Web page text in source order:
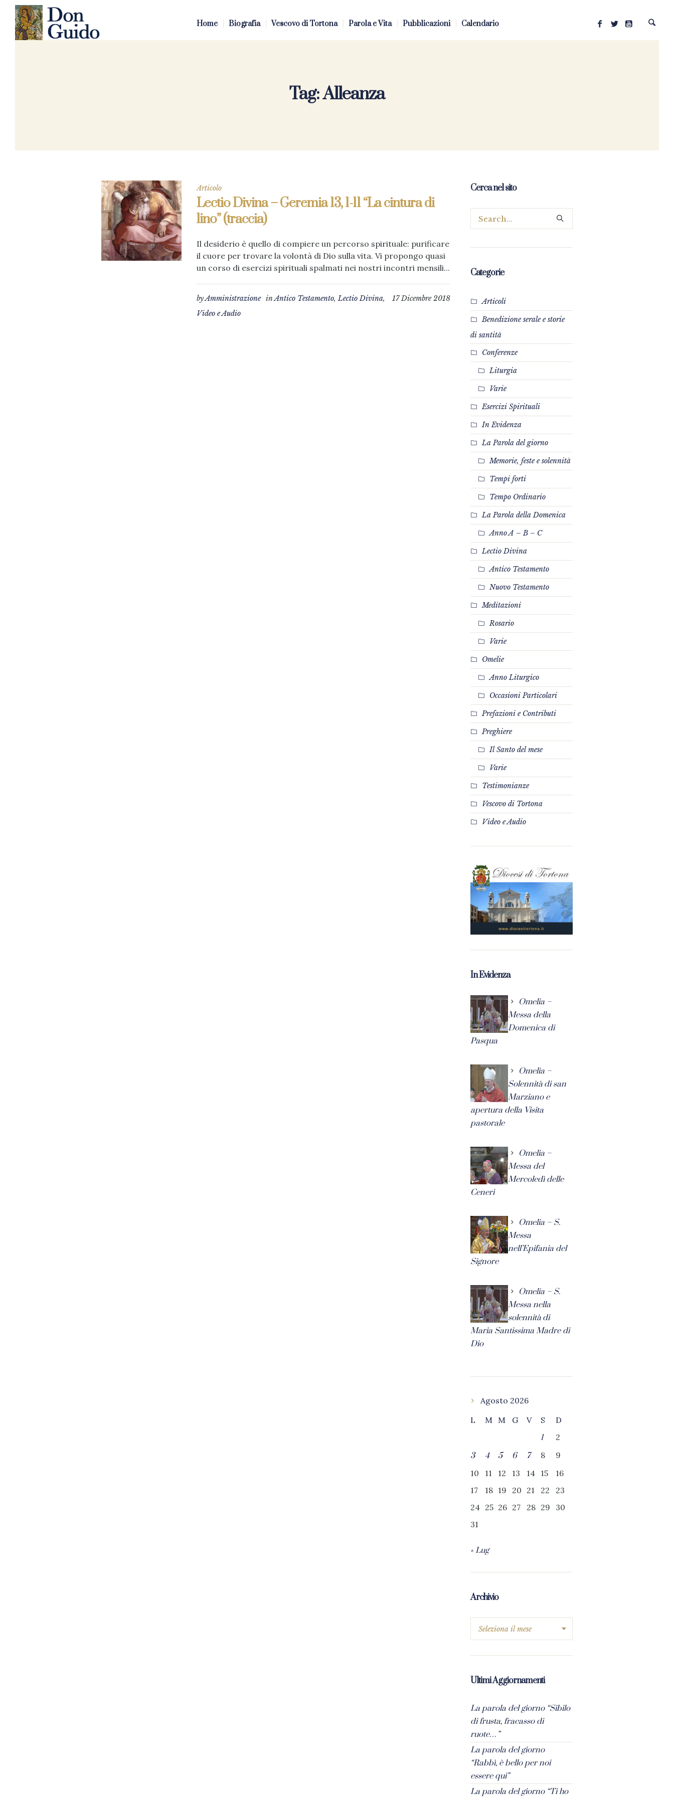
Home Biografia Vescovo di Tortona Parola e Vita Pubblicazioni Calendario
Tag:Alleanza
Articolo
Lectio Divina – Geremia 13, 1-11 “La cintura di
lino” (traccia)
Il desiderio è quello di compiere un percorso spirituale: purificare
il cuore per trovare la volontà di Dio sulla vita. Vi propongo quasi
un corso di esercizi spirituali spalmati nei nostri incontri mensili...
17 Dicembre 2018
byAmministrazione inAntico Testamento,Lectio Divina,
Video e Audio
Cerca nel sito
Categorie
Articoli
Benedizione serale e storie
di santità
Conferenze
Liturgia
Varie
Esercizi Spirituali
In Evidenza
La Parola del giorno
Memorie, feste e solennità
Tempi forti
Tempo Ordinario
La Parola della Domenica
Anno A – B – C
Lectio Divina
Antico Testamento
Nuovo Testamento
Meditazioni
Rosario
Varie
Omelie
Anno Liturgico
Occasioni Particolari
Prefazioni e Contributi
Preghiere
Il Santo del mese
Varie
Testimonianze
Vescovo di Tortona
Video e Audio
In Evidenza
Omelia –
Messa della
Domenica di
Pasqua
Omelia –
Solennità di san
Marziano e
apertura della Visita
pastorale
Omelia –
Messa del
Mercoledì delle
Ceneri
Omelia – S.
Messa
nell’Epifania del
Signore
Omelia – S.
Messa nella
solennità di
Maria Santissima Madre di
Dio
Agosto 2026
L
M M G V S
D
1
2
3
4 5 6 7 8
9
10
11 12 13 14 15
16
17
18 19 20 21 22
23
24 25 26 27 28 29
30
31
« Lug
Archivio
Ultimi Aggiornamenti
La parola del giorno “Sibilo
di frusta, fracasso di
ruote…”
La parola del giorno
“Rabbì, è bello per noi
essere qui”
La parola del giorno “Ti ho